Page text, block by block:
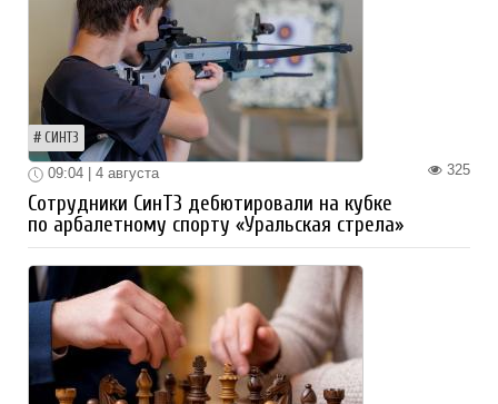
СИНТЗ
325
09:04 | 4 августа
Сотрудники СинТЗ дебютировали на кубке
по арбалетному спорту «Уральская стрела»